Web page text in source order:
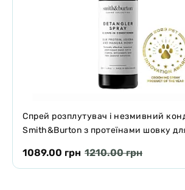
Спрей розплутувач і незмивний
Smith&Burton з протеїнами шовку
1089.00 грн 1210.00 грн